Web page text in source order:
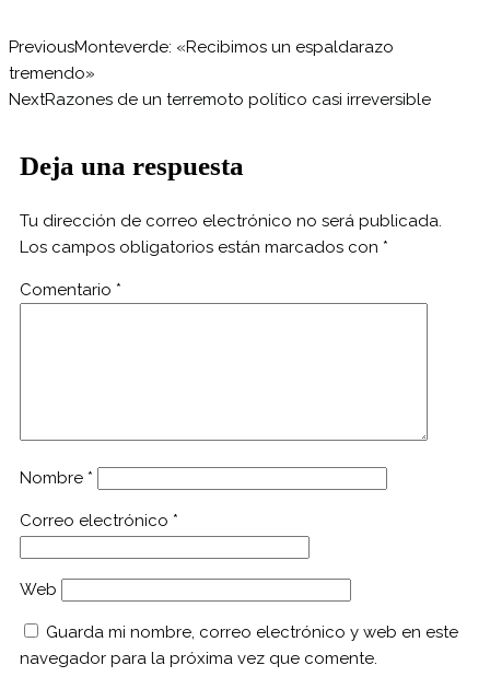
PreviousMonteverde: «Recibimos un espaldarazo
tremendo»
NextRazones de un terremoto político casi irreversible
Deja una respuesta
Tu dirección de correo electrónico no será publicada.
Los campos obligatorios están marcados con *
Comentario *
Nombre *
Correo electrónico *
Web
Guarda mi nombre, correo electrónico y web en este
navegador para la próxima vez que comente.